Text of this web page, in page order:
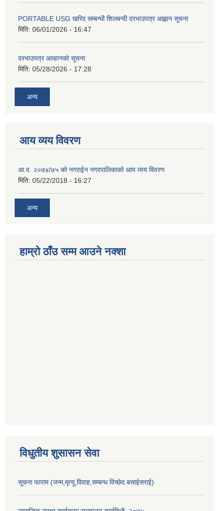
PORTABLE USG खरिद सम्बन्धी शिलबन्दी दरभाउपत्र आह्वान सूचना
मिति: 06/01/2026 - 16:47
दरभाउपत्र आव्हानको सूचना
मिति: 05/28/2026 - 17:28
अन्य
आय व्यय विवरण
आ.व. २०७४/७५ को नगराईन नगरपालिकाको आय व्यय विवरण
मिति: 05/22/2018 - 16:27
अन्य
हाम्रो ठाँउ सम्म आउने नक्शा
विधुतीय शुसासन सेवा
सूचना फाराम (जन्म,मृत्यु,विवाह,सम्बन्ध विच्छेद.बसाईसराई)